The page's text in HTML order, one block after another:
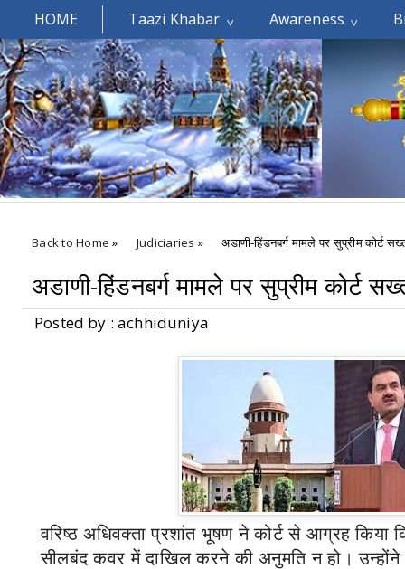
HOME Taazi Khabar Awareness
Welcomes You.....
Back to Home » Judiciaries » अडाणी-हिंडनबर्ग मामले पर सुप्रीम कोर्ट
अडाणी-हिंडनबर्ग मामले पर सुप्रीम कोर्ट
Posted by : achhiduniya
वरिष्ठ अधिवक्ता प्रशांत भूषण ने कोर्ट से आग्रह किया
सीलबंद कवर में दाखिल करने की अनुमति न हो।